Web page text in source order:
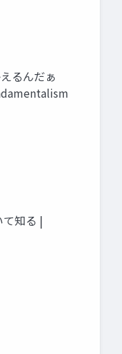
るんだぁ
知る |